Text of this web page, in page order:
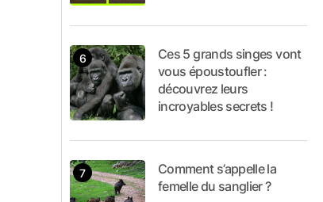
Ces 5 grands singes vont
vous époustoufler :
découvrez leurs
incroyables secrets !
Comment s’appelle la
femelle du sanglier ?